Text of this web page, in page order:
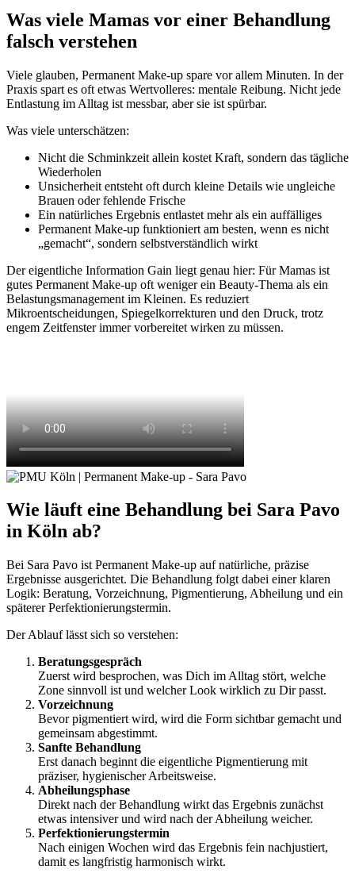
Was viele Mamas vor einer Behandlung
falsch verstehen
Viele glauben, Permanent Make-up spare vor allem Minuten. In der
Praxis spart es oft etwas Wertvolleres: mentale Reibung. Nicht jede
Entlastung im Alltag ist messbar, aber sie ist spürbar.
Was viele unterschätzen:
Nicht die Schminkzeit allein kostet Kraft, sondern das tägliche
Wiederholen
Unsicherheit entsteht oft durch kleine Details wie ungleiche
Brauen oder fehlende Frische
Ein natürliches Ergebnis entlastet mehr als ein auffälliges
Permanent Make-up funktioniert am besten, wenn es nicht
„gemacht“, sondern selbstverständlich wirkt
Der eigentliche Information Gain liegt genau hier: Für Mamas ist
gutes Permanent Make-up oft weniger ein Beauty-Thema als ein
Belastungsmanagement im Kleinen. Es reduziert
Mikroentscheidungen, Spiegelkorrekturen und den Druck, trotz
engem Zeitfenster immer vorbereitet wirken zu müssen.
Wie läuft eine Behandlung bei Sara Pavo
in Köln ab?
Bei Sara Pavo ist Permanent Make-up auf natürliche, präzise
Ergebnisse ausgerichtet. Die Behandlung folgt dabei einer klaren
Logik: Beratung, Vorzeichnung, Pigmentierung, Abheilung und ein
späterer Perfektionierungstermin.
Der Ablauf lässt sich so verstehen:
Beratungsgespräch
Zuerst wird besprochen, was Dich im Alltag stört, welche
Zone sinnvoll ist und welcher Look wirklich zu Dir passt.
Vorzeichnung
Bevor pigmentiert wird, wird die Form sichtbar gemacht und
gemeinsam abgestimmt.
Sanfte Behandlung
Erst danach beginnt die eigentliche Pigmentierung mit
präziser, hygienischer Arbeitsweise.
Abheilungsphase
Direkt nach der Behandlung wirkt das Ergebnis zunächst
etwas intensiver und wird nach der Abheilung weicher.
Perfektionierungstermin
Nach einigen Wochen wird das Ergebnis fein nachjustiert,
damit es langfristig harmonisch wirkt.